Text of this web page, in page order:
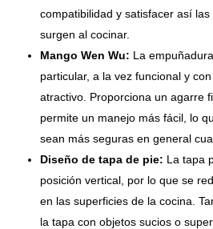
compatibilidad y satisfacer así
surgen al cocinar.
Mango Wen Wu: La
particular, a la vez funcional y
atractivo. Proporciona un agarre
permite un manejo más fácil, lo
sean más seguras en general
Diseño de tapa de pie: La tapa
posición vertical, por lo que se
en las superficies de la cocina.
la tapa con objetos sucios o